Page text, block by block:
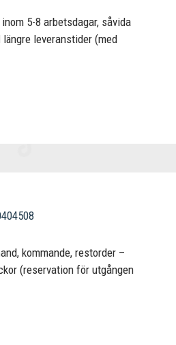
5-8 arbetsdagar, såvida
leveranstider (med
kommande, restorder –
(reservation för utgången